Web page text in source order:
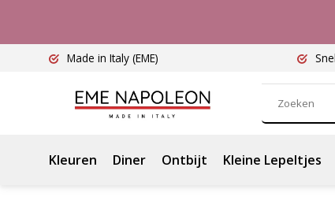
Made in Italy (EME)
Kleuren Diner Ontbijt Kleine Lepeltjes